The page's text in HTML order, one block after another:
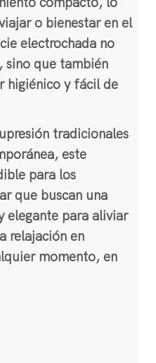
o bienestar en el
electrochada no
sino que también
higiénico y fácil de
tradicionales
este
para los
que buscan una
elegante para aliviar
relajación en
momento, en